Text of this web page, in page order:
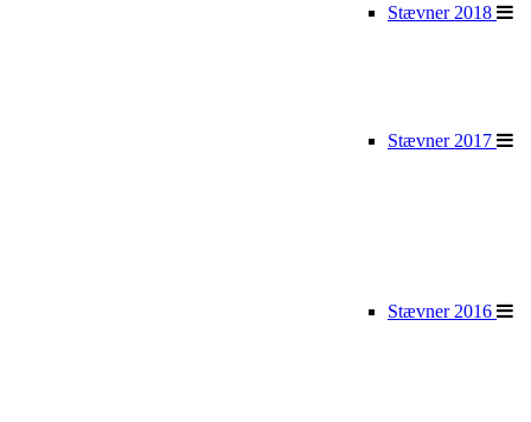
Stævner 2018
Stævner 2017
Stævner 2016